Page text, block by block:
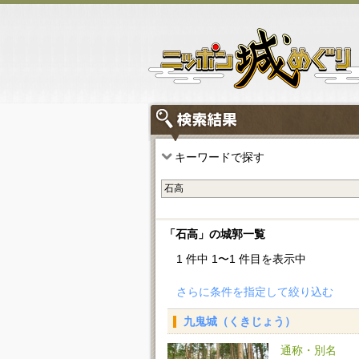
キーワードで探す
「石高」の城郭一覧
1 件中 1〜1 件目を表示中
さらに条件を指定して絞り込む
九鬼城（くきじょう）
通称・別名